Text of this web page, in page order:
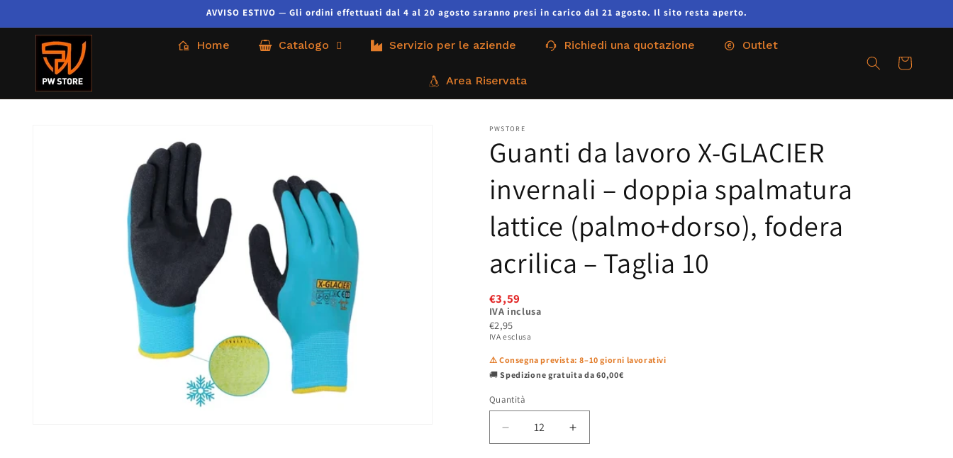
AVVISO ESTIVO — Gli ordini effettuati dal 4 al 20 agosto saranno presi in carico dal 21 agosto. Il sito resta aperto.
Home Catalogo Servizio per le aziende Richiedi una quotazione Outlet
Area Riservata
Carrello
PWSTORE
Guanti da lavoro X-GLACIER
invernali – doppia spalmatura
lattice (palmo+dorso), fodera
acrilica – Taglia 10
€3,59
IVA inclusa
€2,95
IVA esclusa
⚠️ Consegna prevista: 8–10 giorni lavorativi
🚚Spedizione gratuita da 60,00€
Quantità
Diminuisci
Aumenta